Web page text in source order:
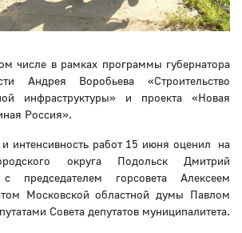
числе в рамках программы губернатора
Андрея Воробьева «Строительство
инфраструктуры» и проекта «Новая
Россия».
и интенсивность работ 15 июня оценил на
округа Подольск Дмитрий
председателем горсовета Алексеем
Московской областной думы Павлом
Совета депутатов муниципалитета.